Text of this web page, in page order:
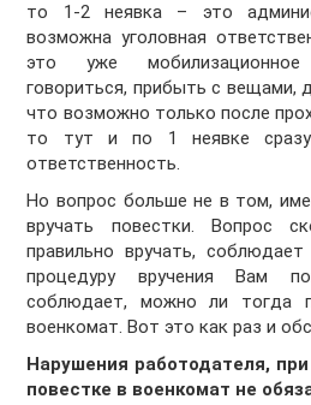
то 1-2 неявка – это
возможна уголовная
это уже
говориться, прибыть с вещами,
что возможно только после
то тут и по 1 неявке сразу
ответственность.
Но вопрос больше не в том,
вручать повестки. Вопрос
правильно вручать,
процедуру вручения Вам
соблюдает, можно ли тогда
военкомат. Вот это как раз и
Нарушения работодателя,
повестке в военкомат не